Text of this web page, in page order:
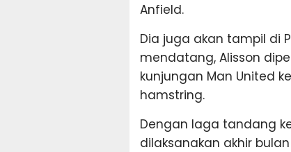
Anfield.
Dia juga akan tampil di
mendatang, Alisson
kunjungan Man United
hamstring.
Dengan laga tandang
dilaksanakan akhir